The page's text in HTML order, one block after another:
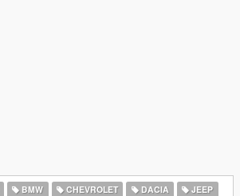
BMW CHEVROLET DACIA
JEEP